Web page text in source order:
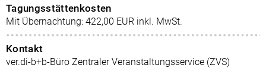
Tagungsstättenkosten
Mit Übernachtung: 422,00 EUR inkl. MwSt.
Kontakt
ver.di-b+b-Büro Zentraler Veranstaltungsservice (ZVS)